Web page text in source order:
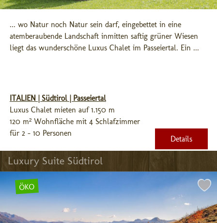
... wo Natur noch Natur sein darf, eingebettet in eine
atemberaubende Landschaft inmitten saftig grüner Wiesen
liegt das wunderschöne Luxus Chalet im Passeiertal. Ein ...
ITALIEN | Südtirol | Passeiertal
Luxus Chalet mieten auf 1.150 m
120 m² Wohnfläche mit 4 Schlafzimmer
für 2 - 10 Personen
Details
Luxury Suite Südtirol
ÖKO